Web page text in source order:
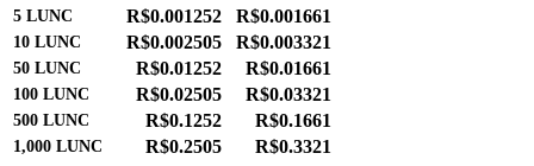
5 LUNC R$0.001252 R$0.001661
10 LUNC R$0.002505 R$0.003321
50 LUNC R$0.01252 R$0.01661
100 LUNC R$0.02505 R$0.03321
500 LUNC R$0.1252 R$0.1661
1,000 LUNC R$0.2505 R$0.3321